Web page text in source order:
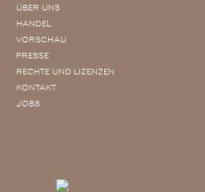
ÜBER UNS
HANDEL
VORSCHAU
PRESSE
RECHTE UND LIZENZEN
KONTAKT
JOBS